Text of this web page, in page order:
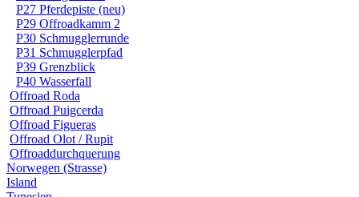
P27 Pferdepiste (neu)
P29 Offroadkamm 2
P30 Schmugglerrunde
P31 Schmugglerpfad
P39 Grenzblick
P40 Wasserfall
Offroad Roda
Offroad Puigcerda
Offroad Figueras
Offroad Olot / Rupit
Offroaddurchquerung
Norwegen (Strasse)
Island